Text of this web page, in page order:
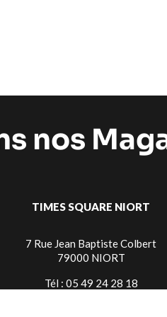
nos
TIMES SQUARE NIORT
7 Rue Jean Baptiste Colbert
79000 NIORT
Tél : 05 49 24 28 18